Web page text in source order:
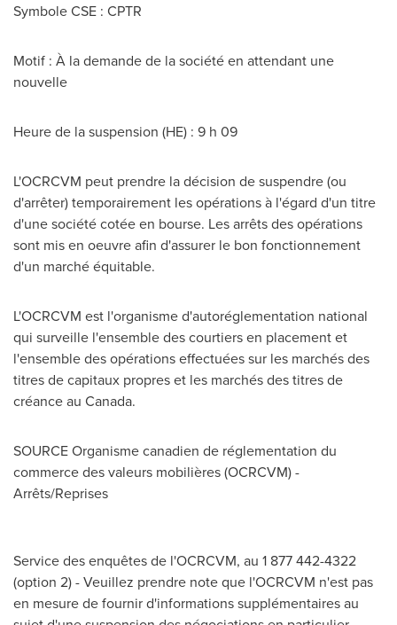
Symbole CSE : CPTR
Motif : À la demande de la société en attendant une
nouvelle
Heure de la suspension (HE) : 9 h 09
L'OCRCVM peut prendre la décision de suspendre (ou
d'arrêter) temporairement les opérations à l'égard d'un titre
d'une société cotée en bourse. Les arrêts des opérations
sont mis en oeuvre afin d'assurer le bon fonctionnement
d'un marché équitable.
L'OCRCVM est l'organisme d'autoréglementation national
qui surveille l'ensemble des courtiers en placement et
l'ensemble des opérations effectuées sur les marchés des
titres de capitaux propres et les marchés des titres de
créance au Canada.
SOURCE Organisme canadien de réglementation du
commerce des valeurs mobilières (OCRCVM) -
Arrêts/Reprises
Service des enquêtes de l'OCRCVM, au 1 877 442-4322
(option 2) - Veuillez prendre note que l'OCRCVM n'est pas
en mesure de fournir d'informations supplémentaires au